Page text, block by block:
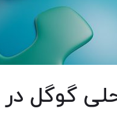
گوگل